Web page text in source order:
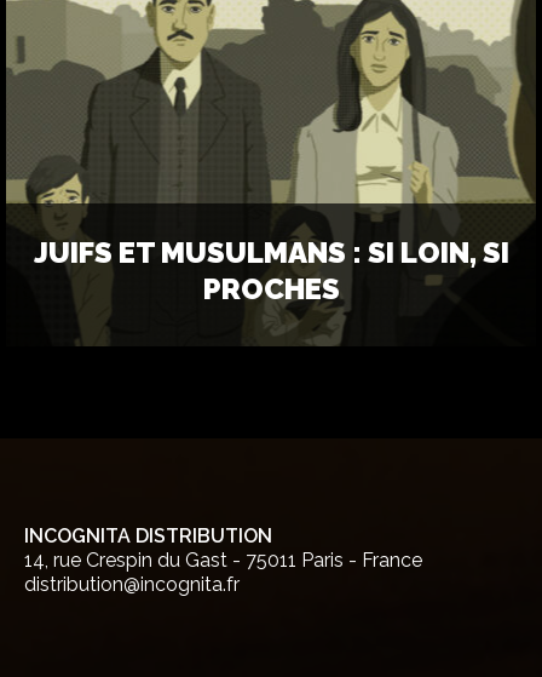
JUIFS ET MUSULMANS : SI LOIN, SI
PROCHES
INCOGNITA DISTRIBUTION
14, rue Crespin du Gast - 75011 Paris - France
distribution@incognita.fr